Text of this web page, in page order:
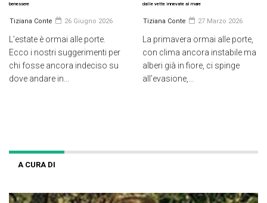
benessere
Tiziana Conte 26 Giugno 2026
L’estate è ormai alle porte.
Ecco i nostri suggerimenti per
chi fosse ancora indeciso su
dove andare in...
dalle vette innevate al mare
Tiziana Conte 27 Marzo 2026
La primavera ormai alle porte,
con clima ancora instabile ma
alberi già in fiore, ci spinge
all’evasione,...
A CURA DI